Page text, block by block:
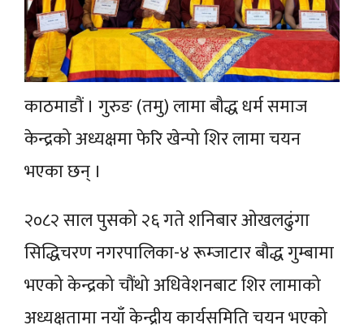
काठमाडौं । गुरुङ (तमु) लामा बौद्ध धर्म समाज
केन्द्रको अध्यक्षमा फेरि खेन्पो शिर लामा चयन
भएका छन् ।
२०८२ साल पुसको २६ गते शनिबार ओखलढुंगा
सिद्धिचरण नगरपालिका-४ रूम्जाटार बौद्ध गुम्बामा
भएको केन्द्रको चौंथो अधिवेशनबाट शिर लामाको
अध्यक्षतामा नयाँ केन्द्रीय कार्यसमिति चयन भएको